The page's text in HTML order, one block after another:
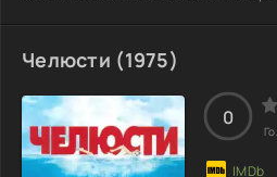
Они проходят через дружбу и
утешение друг в друге, но не
того, что пережили на поле боя.
переплетаются, и каждый
изменённым — с тяжёлым грузом
Челюсти (1975)
0